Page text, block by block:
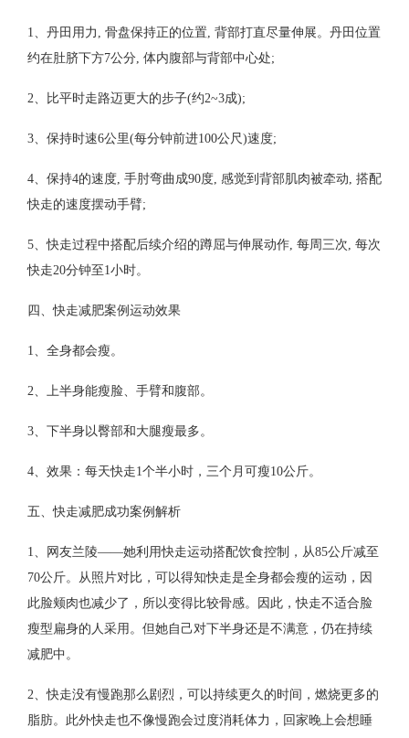
1、丹田用力, 骨盘保持正的位置, 背部打直尽量伸展。丹田位置
约在肚脐下方7公分, 体内腹部与背部中心处;
2、比平时走路迈更大的步子(约2~3成);
3、保持时速6公里(每分钟前进100公尺)速度;
4、保持4的速度, 手肘弯曲成90度, 感觉到背部肌肉被牵动, 搭配
快走的速度摆动手臂;
5、快走过程中搭配后续介绍的蹲屈与伸展动作, 每周三次, 每次
快走20分钟至1小时。
四、快走减肥案例运动效果
1、全身都会瘦。
2、上半身能瘦脸、手臂和腹部。
3、下半身以臀部和大腿瘦最多。
4、效果：每天快走1个半小时，三个月可瘦10公斤。
五、快走减肥成功案例解析
1、网友兰陵——她利用快走运动搭配饮食控制，从85公斤减至
70公斤。从照片对比，可以得知快走是全身都会瘦的运动，因
此脸颊肉也减少了，所以变得比较骨感。因此，快走不适合脸
瘦型扁身的人采用。但她自己对下半身还是不满意，仍在持续
减肥中。
2、快走没有慢跑那么剧烈，可以持续更久的时间，燃烧更多的
脂肪。此外快走也不像慢跑会过度消耗体力，回家晚上会想睡